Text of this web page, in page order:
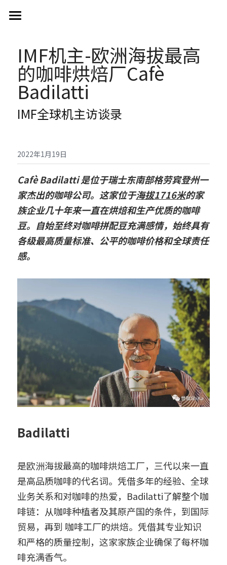
IMF咖啡烘焙机
IMF品牌介绍
工业用烘焙机
Scott Rao推荐
工厂规划设计
工厂设计规划
咖啡熟豆储存与传输系统
咖啡研磨粉储存和传输系统
工业和商业咖啡研磨机
烘焙管理软件
设备的维修、保养
PINECONE咖啡研磨机
PINECONE咖啡研磨机
Colombini产品
售后服务
新闻动态
联系我们
IMF机主-欧洲海拔最高
的咖啡烘焙厂Cafè
Badilatti
IMF全球机主访谈录
2022年1月19日
Cafè Badilatti 是位于瑞士东南部格劳宾登州一
家杰出的咖啡公司。这家位于海拔1716米的家
族企业几十年来一直在烘焙和生产优质的咖啡
豆。自始至终对咖啡拼配豆充满感情，始终具有
各级最高质量标准、公平的咖啡价格和全球责任
感。
Badilatti
是欧洲海拔最高的咖啡烘焙工厂，三代以来一直
是高品质咖啡的代名词。凭借多年的经验、全球
业务关系和对咖啡的热爱，Badilatti了解整个咖
啡链：从咖啡种植者及其原产国的条件，到国际
贸易，再到 咖啡工厂的烘焙。凭借其专业知识
和严格的质量控制，这家家族企业确保了每杯咖
啡充满香气。